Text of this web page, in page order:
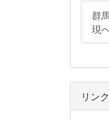
群
現
リンク